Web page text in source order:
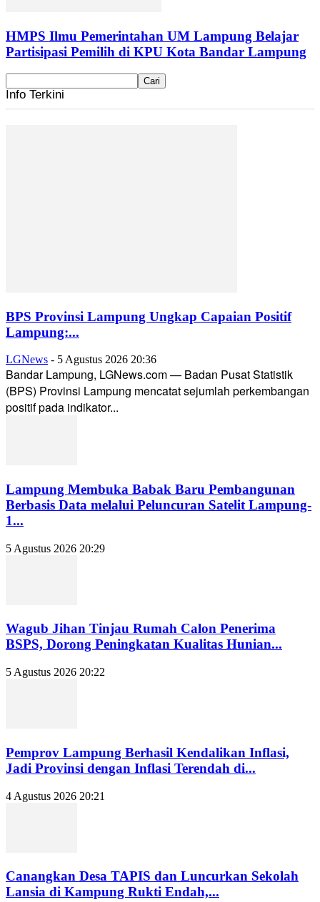
HMPS Ilmu Pemerintahan UM Lampung Belajar
Partisipasi Pemilih di KPU Kota Bandar Lampung
Info Terkini
BPS Provinsi Lampung Ungkap Capaian Positif
Lampung:...
LGNews - 5 Agustus 2026 20:36
Bandar Lampung, LGNews.com — Badan Pusat Statistik
(BPS) Provinsi Lampung mencatat sejumlah perkembangan
positif pada indikator...
Lampung Membuka Babak Baru Pembangunan
Berbasis Data melalui Peluncuran Satelit Lampung-
1...
5 Agustus 2026 20:29
Wagub Jihan Tinjau Rumah Calon Penerima
BSPS, Dorong Peningkatan Kualitas Hunian...
5 Agustus 2026 20:22
Pemprov Lampung Berhasil Kendalikan Inflasi,
Jadi Provinsi dengan Inflasi Terendah di...
4 Agustus 2026 20:21
Canangkan Desa TAPIS dan Luncurkan Sekolah
Lansia di Kampung Rukti Endah,...